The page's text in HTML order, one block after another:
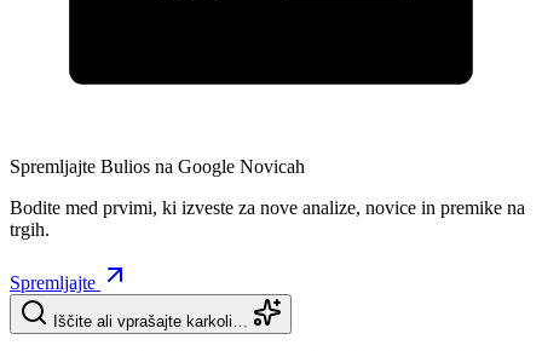
Spremljajte Bulios na Google Novicah
Bodite med prvimi, ki izveste za nove analize, novice in premike na
trgih.
Spremljajte
Iščite ali vprašajte karkoli…